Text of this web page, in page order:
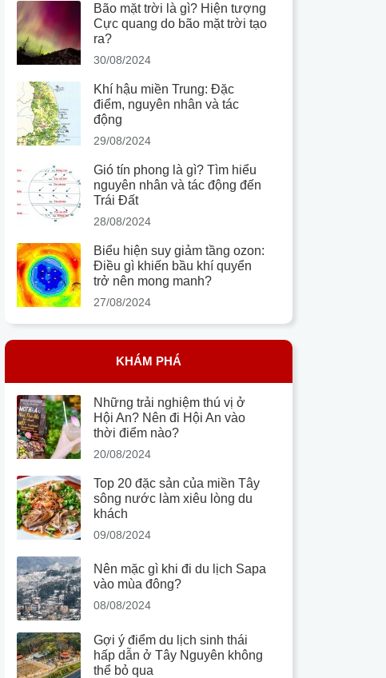
Bão mặt trời là gì? Hiện tượng
Cực quang do bão mặt trời tạo
ra?
30/08/2024
Khí hậu miền Trung: Đặc
điểm, nguyên nhân và tác
động
29/08/2024
Gió tín phong là gì? Tìm hiểu
nguyên nhân và tác động đến
Trái Đất
28/08/2024
Biểu hiện suy giảm tầng ozon:
Điều gì khiến bầu khí quyển
trở nên mong manh?
27/08/2024
KHÁM PHÁ
Những trải nghiệm thú vị ở
Hội An? Nên đi Hội An vào
thời điểm nào?
20/08/2024
Top 20 đặc sản của miền Tây
sông nước làm xiêu lòng du
khách
09/08/2024
Nên mặc gì khi đi du lịch Sapa
vào mùa đông?
08/08/2024
Gợi ý điểm du lịch sinh thái
hấp dẫn ở Tây Nguyên không
thể bỏ qua